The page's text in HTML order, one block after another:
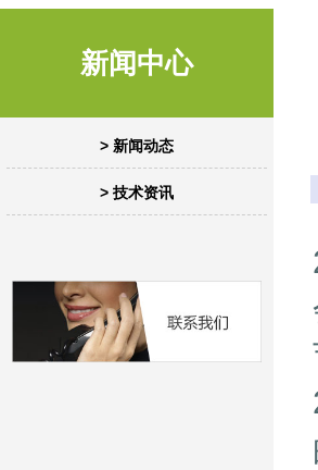
新闻中心
> 新闻动态
> 技术资讯